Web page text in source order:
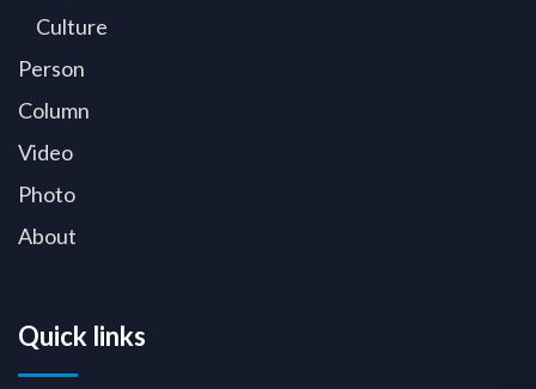
Culture
Person
Column
Video
Photo
About
Quick links